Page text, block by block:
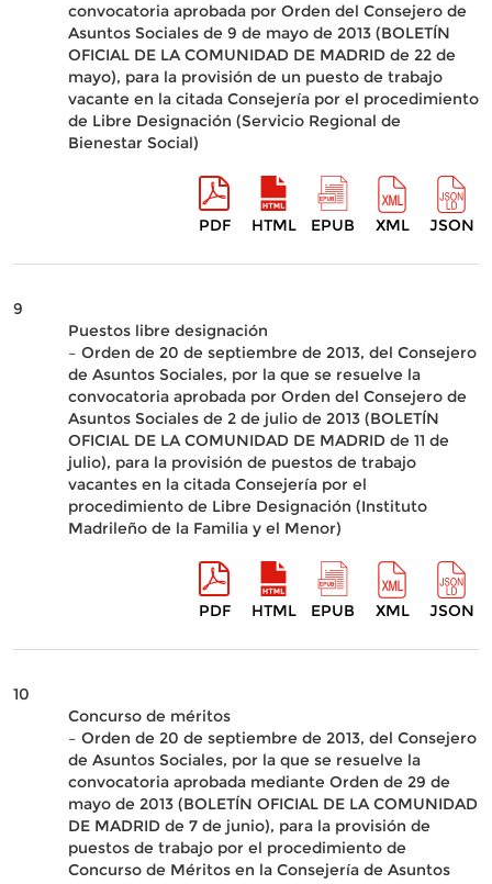
convocatoria aprobada por Orden del Consejero de
Asuntos Sociales de 9 de mayo de 2013 (BOLETÍN
OFICIAL DE LA COMUNIDAD DE MADRID de 22 de
mayo), para la provisión de un puesto de trabajo
vacante en la citada Consejería por el procedimiento
de Libre Designación (Servicio Regional de
Bienestar Social)
PDF HTML EPUB XML JSON
9
Puestos libre designación
– Orden de 20 de septiembre de 2013, del Consejero
de Asuntos Sociales, por la que se resuelve la
convocatoria aprobada por Orden del Consejero de
Asuntos Sociales de 2 de julio de 2013 (BOLETÍN
OFICIAL DE LA COMUNIDAD DE MADRID de 11 de
julio), para la provisión de puestos de trabajo
vacantes en la citada Consejería por el
procedimiento de Libre Designación (Instituto
Madrileño de la Familia y el Menor)
PDF HTML EPUB XML JSON
10
Concurso de méritos
– Orden de 20 de septiembre de 2013, del Consejero
de Asuntos Sociales, por la que se resuelve la
convocatoria aprobada mediante Orden de 29 de
mayo de 2013 (BOLETÍN OFICIAL DE LA COMUNIDAD
DE MADRID de 7 de junio), para la provisión de
puestos de trabajo por el procedimiento de
Concurso de Méritos en la Consejería de Asuntos